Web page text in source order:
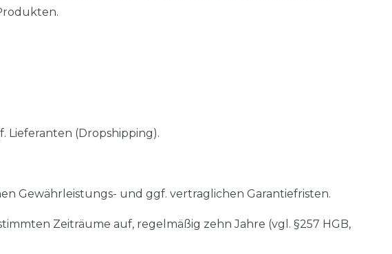
Lieferanten (Dropshipping).
Gewährleistungs- und ggf. vertraglichen Garantiefristen.
Zeiträume auf, regelmäßig zehn Jahre (vgl. §257 HGB,